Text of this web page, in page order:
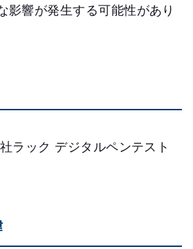
影響が発生する可能性があり
ラック デジタルペンテスト